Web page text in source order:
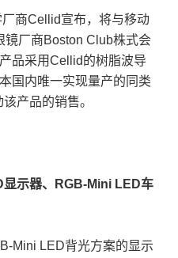
商Cellid宣布，将与移动
镜厂商Boston Club株式会
品采用Cellid的树脂波导
国内唯一实现量产的同类
产品的销售。
示器、RGB-Mini LED车
Mini LED背光方案的显示